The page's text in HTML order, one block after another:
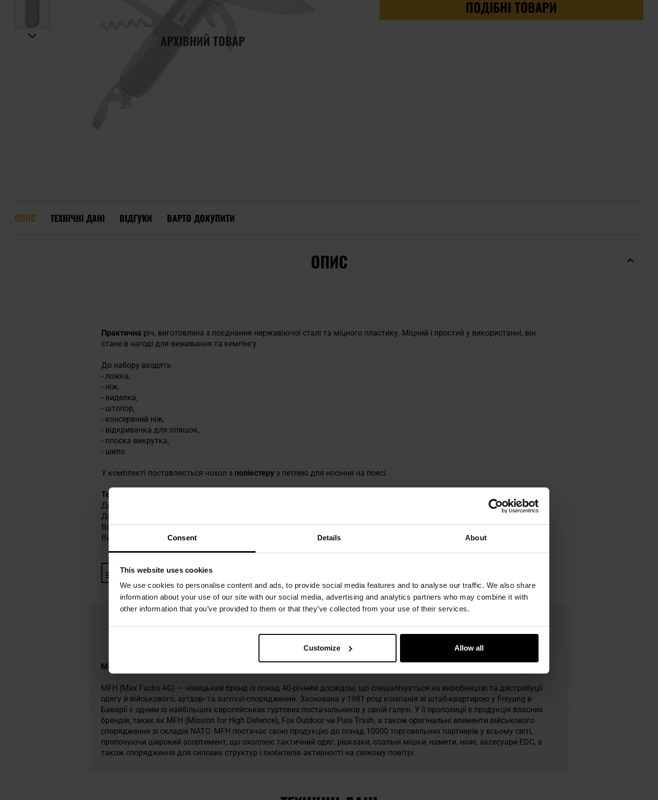
Consent Details About
This website uses cookies
We use cookies to personalise content and ads, to provide social media features and to analyse our traffic. We also share
information about your use of our site with our social media, advertising and analytics partners who may combine it with
other information that you’ve provided to them or that they’ve collected from your use of their services.
Customize Allow all
АРХІВНИЙ ТОВАР
ПОДІБНІ ТОВАРИ
ОПИС ТЕХНІЧНІ ДАНІ ВІДГУКИ ВАРТО ДОКУПИТИ
ОПИС
Практична річ, виготовлена з поєднання нержавіючої сталі та міцного пластику. Міцний і простий у використанні, він
стане в нагоді для виживання та кемпінгу.
До набору входять
- ложка,
- ніж,
- виделка,
- штопор,
- консервний ніж,
- відкривачка для пляшок,
- плоска викрутка,
- шило.
У комплекті поставляється чохол з поліестеру з петлею для носіння на поясі.
Технічні характеристики
Довжина леза 75 мм
Довжина: 180 мм
Вага: 140 г
Виробник:
MFH, Німеччина
Інформація про виробника та техніку безпеки
Militaria.pl є офіційним дистриб’ютором бренду MFH.
MFH (Max Fuchs AG) — німецький бренд із понад 40-річним досвідом, що спеціалізується на виробництві та дистрибуції
одягу й військового, аутдор- та survival-спорядження. Заснована у 1981 році компанія зі штаб-квартирою у Freyung в
Баварії є одним із найбільших європейських гуртових постачальників у своїй галузі. У її пропозиції є продукція власних
брендів, таких як MFH (Mission for High Defence), Fox Outdoor чи Pure Trash, а також оригінальні елементи військового
спорядження зі складів NATO. MFH постачає свою продукцію до понад 10000 торговельних партнерів у всьому світі,
пропонуючи широкий асортимент, що охоплює тактичний одяг, рюкзаки, спальні мішки, намети, ножі, аксесуари EDC, а
також спорядження для силових структур і любителів активності на свіжому повітрі.